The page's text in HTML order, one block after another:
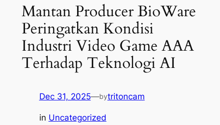
Mantan Producer BioWare
Peringatkan Kondisi
Industri Video Game AAA
Terhadap Teknologi AI
Dec 31, 2025—bytritoncam
in Uncategorized